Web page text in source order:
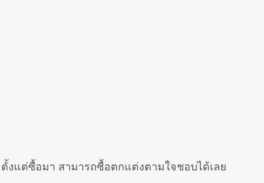
งแต่ซื้อมา สามารถซื้อตกแต่งตามใจชอบได้เลย